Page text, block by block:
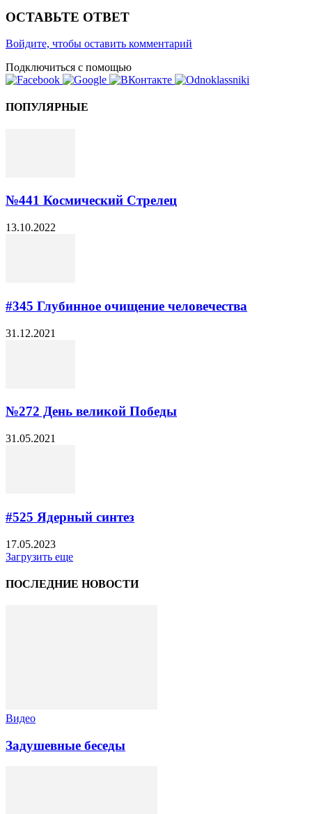
ОСТАВЬТЕ ОТВЕТ
Войдите, чтобы оставить комментарий
Подключиться с помощью
ПОПУЛЯРНЫЕ
№441 Космический Стрелец
13.10.2022
#345 Глубинное очищение человечества
31.12.2021
№272 День великой Победы
31.05.2021
#525 Ядерный синтез
17.05.2023
Загрузить еще
ПОСЛЕДНИЕ НОВОСТИ
Видео
Задушевные беседы